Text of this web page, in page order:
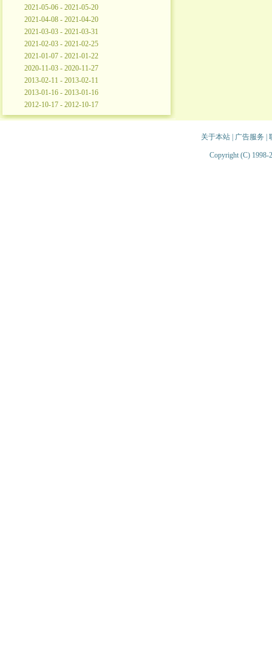
2021-05-06 - 2021-05-20
2021-04-08 - 2021-04-20
2021-03-03 - 2021-03-31
2021-02-03 - 2021-02-25
2021-01-07 - 2021-01-22
2020-11-03 - 2020-11-27
2013-02-11 - 2013-02-11
2013-01-16 - 2013-01-16
2012-10-17 - 2012-10-17
关于本站| 广告服务
Copyright (C) 1998-